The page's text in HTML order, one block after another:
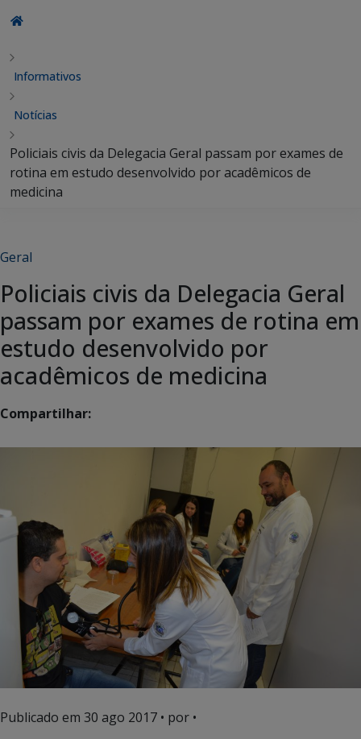
Informativos
Notícias
Policiais civis da Delegacia Geral passam por exames de
rotina em estudo desenvolvido por acadêmicos de
medicina
Geral
Policiais civis da Delegacia Geral
passam por exames de rotina em
estudo desenvolvido por
acadêmicos de medicina
Compartilhar:
Publicado em 30 ago 2017 • por •